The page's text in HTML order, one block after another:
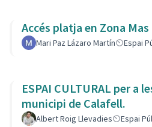
Accés platja en Zona
Mari Paz Lázaro Martín Espai
ESPAI CULTURAL per a
municipi de Calafell.
Albert Roig Llevadies Espai